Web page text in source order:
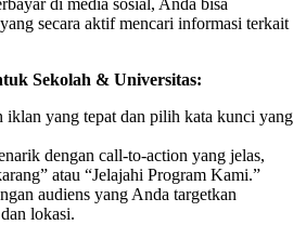
di media sosial, Anda bisa
secara aktif mencari informasi terkait
Sekolah & Universitas:
iklan yang tepat dan pilih kata kunci yang
dengan call-to-action yang jelas,
atau “Jelajahi Program Kami.”
audiens yang Anda targetkan
lokasi.